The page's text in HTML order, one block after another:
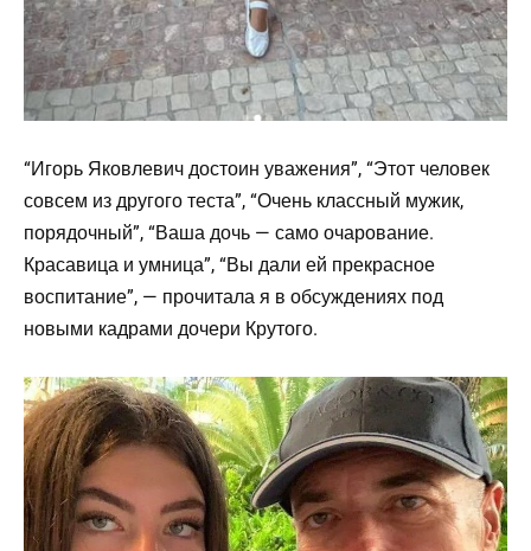
“Игорь Яковлевич достоин уважения”, “Этот человек
совсем из другого теста”, “Очень классный мужик,
порядочный”, “Ваша дочь — само очарование.
Красавица и умница”, “Вы дали ей прекрасное
воспитание”, — прочитала я в обсуждениях под
новыми кадрами дочери Крутого.